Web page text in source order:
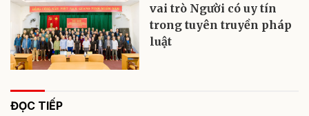
vai trò Người có uy tín
trong tuyên truyền pháp
luật
ĐỌC TIẾP